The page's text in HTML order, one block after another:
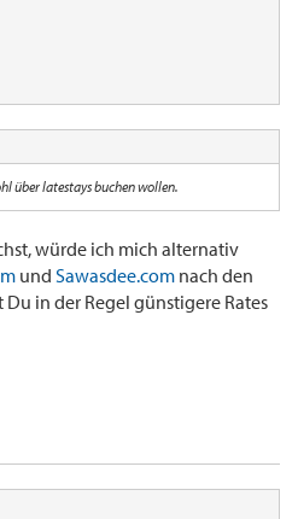
über latestays buchen wollen.
würde ich mich alternativ
und Sawasdee.com nach den
in der Regel günstigere Rates